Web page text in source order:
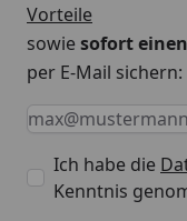
Vorteile
sowiesofort
per E-Mail sichern:
Keine Eingabe
Eingabe
E-Mail *
Ich habe die
Kenntnis